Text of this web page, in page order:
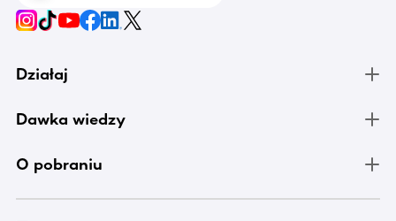
Działaj
Dawka wiedzy
O pobraniu